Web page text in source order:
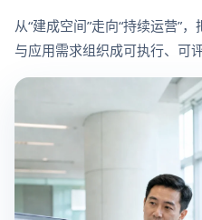
从“建成空间”走向“持续运营”
与应用需求组织成可执行、可